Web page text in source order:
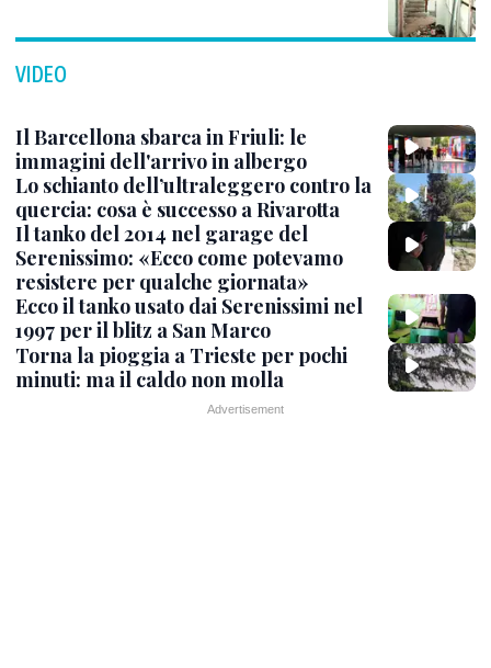
VIDEO
Il Barcellona sbarca in Friuli: le
immagini dell'arrivo in albergo
Lo schianto dell’ultraleggero contro la
quercia: cosa è successo a Rivarotta
Il tanko del 2014 nel garage del
Serenissimo: «Ecco come potevamo
resistere per qualche giornata»
Ecco il tanko usato dai Serenissimi nel
1997 per il blitz a San Marco
Torna la pioggia a Trieste per pochi
minuti: ma il caldo non molla